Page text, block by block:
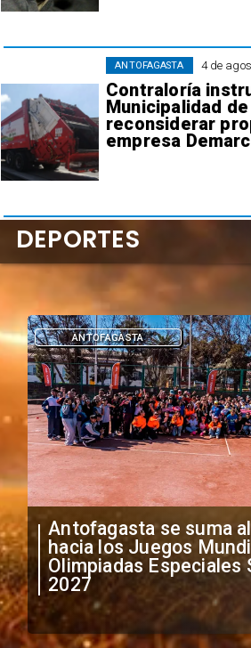
4 de
Contraloría
Municipalidad
reconsiderar
empresa
ANTOFAGASTA
Antofagasta se suma
hacia los Juegos
Olimpiadas Especiales
2027
ANTOFAGASTA
DEPORTES